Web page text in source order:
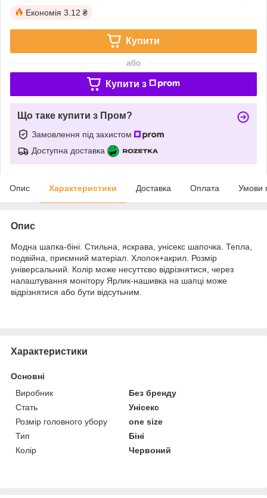
Економія 3.12 ₴
Купити
або
Купити з
Що таке купити з Пром?
Замовлення під захистом
Доступна доставка
Опис Характеристики Доставка Оплата Умови
Опис
Модна шапка-біні. Стильна, яскрава, унісекс шапочка. Тепла,
подвійна, приємний матеріал. Хлопок+акрил. Розмір
універсальний. Колір може несуттєво відрізнятися, через
налаштування монітору Ярлик-нашивка на шапці може
відрізнятися або бути відсутьним.
Характеристики
Основні
Виробник
Без бренду
Стать
Унісекс
Розмір головного убору
one size
Тип
Біні
Колір
Червоний